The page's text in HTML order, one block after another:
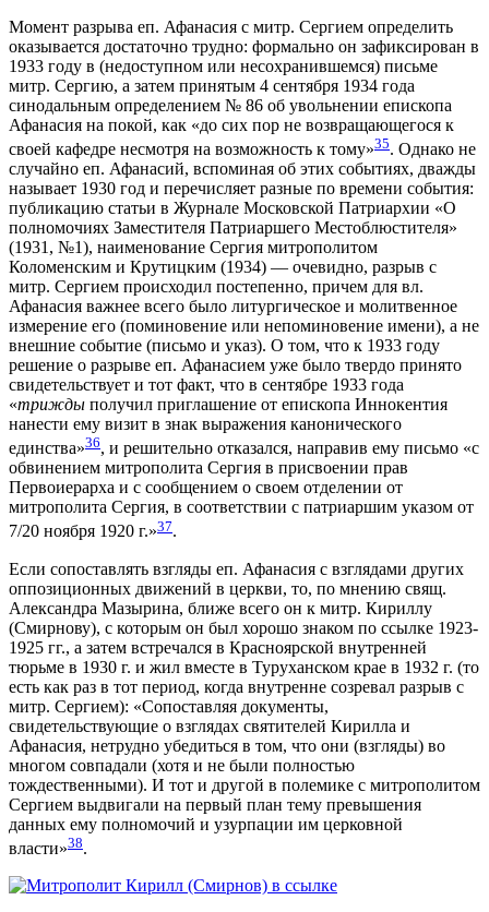
Момент разрыва еп. Афанасия с митр. Сергием определить
оказывается достаточно трудно: формально он зафиксирован в
1933 году в (недоступном или несохранившемся) письме
митр. Сергию, а затем принятым 4 сентября 1934 года
синодальным определением № 86 об увольнении епископа
Афанасия на покой, как «до сих пор не возвращающегося к
своей кафедре несмотря на возможность к тому»35. Однако не
случайно еп. Афанасий, вспоминая об этих событиях, дважды
называет 1930 год и перечисляет разные по времени события:
публикацию статьи в Журнале Московской Патриархии «О
полномочиях Заместителя Патриаршего Местоблюстителя»
(1931, №1), наименование Сергия митрополитом
Коломенским и Крутицким (1934) — очевидно, разрыв с
митр. Сергием происходил постепенно, причем для вл.
Афанасия важнее всего было литургическое и молитвенное
измерение его (поминовение или непоминовение имени), а не
внешние событие (письмо и указ). О том, что к 1933 году
решение о разрыве еп. Афанасием уже было твердо принято
свидетельствует и тот факт, что в сентябре 1933 года
«трижды получил приглашение от епископа Иннокентия
нанести ему визит в знак выражения канонического
единства»36, и решительно отказался, направив ему письмо «с
обвинением митрополита Сергия в присвоении прав
Первоиерарха и с сообщением о своем отделении от
митрополита Сергия, в соответствии с патриаршим указом от
7/20 ноября 1920 г.»37.
Если сопоставлять взгляды еп. Афанасия с взглядами других
оппозиционных движений в церкви, то, по мнению свящ.
Александра Мазырина, ближе всего он к митр. Кириллу
(Смирнову), с которым он был хорошо знаком по ссылке 1923-
1925 гг., а затем встречался в Красноярской внутренней
тюрьме в 1930 г. и жил вместе в Туруханском крае в 1932 г. (то
есть как раз в тот период, когда внутренне созревал разрыв с
митр. Сергием): «Сопоставляя документы,
свидетельствующие о взглядах святителей Кирилла и
Афанасия, нетрудно убедиться в том, что они (взгляды) во
многом совпадали (хотя и не были полностью
тождественными). И тот и другой в полемике с митрополитом
Сергием выдвигали на первый план тему превышения
данных ему полномочий и узурпации им церковной
власти»38.